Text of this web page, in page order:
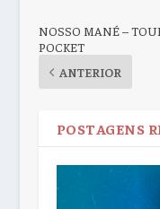
NOSSO MANÉ –
POCKET
ANTERIOR
POSTAGENS